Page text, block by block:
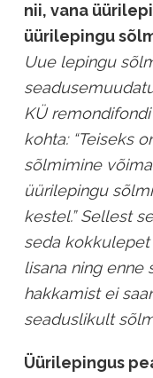
nii, vana
üürilepingu
Uue lepingu
KÜ
kohta: “Teiseks
sõlmimine
üürilepingu
kestel.” Sellest
seda
lisana ning enne
hakkamist ei
seaduslikult
Üürilepingus